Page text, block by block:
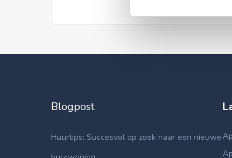
Blogpost
Huurtips: Succesvol op zoek naar een nieuwe